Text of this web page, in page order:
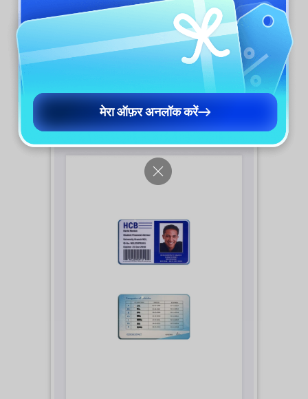
संपादित और प्रिंट कर सकते हैं।
मेरा ऑफ़र अनलॉक करें